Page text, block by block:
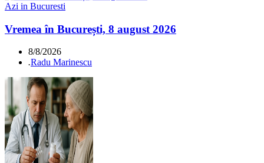
Azi in Bucuresti
Vremea în București, 8 august 2026
8/8/2026
.Radu Marinescu